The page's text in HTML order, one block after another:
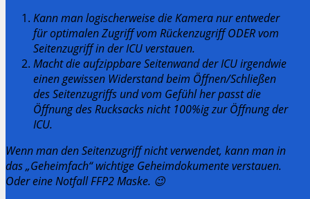
Kann man logischerweise die Kamera nur entweder
für optimalen Zugriff vom Rückenzugriff ODER vom
Seitenzugriff in der ICU verstauen.
Macht die aufzippbare Seitenwand der ICU irgendwie
einen gewissen Widerstand beim Öffnen/Schließen
des Seitenzugriffs und vom Gefühl her passt die
Öffnung des Rucksacks nicht 100%ig zur Öffnung der
ICU.
Wenn man den Seitenzugriff nicht verwendet, kann man in
das „Geheimfach“ wichtige Geheimdokumente verstauen.
Oder eine Notfall FFP2 Maske. 😉